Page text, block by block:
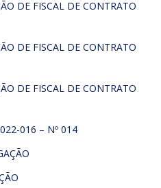
DE FISCAL DE CONTRATO
DE FISCAL DE CONTRATO
DE FISCAL DE CONTRATO
016 – Nº 014